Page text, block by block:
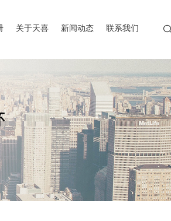
关于天喜 新闻动态 联系我们